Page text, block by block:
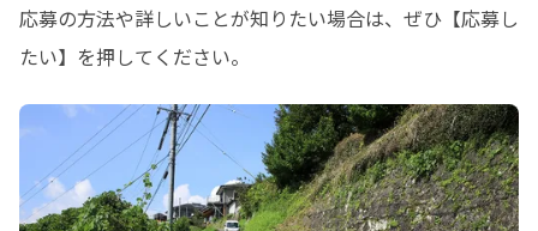
応募の方法や詳しいことが知りたい場合は、ぜひ【応募し
たい】を押してください。